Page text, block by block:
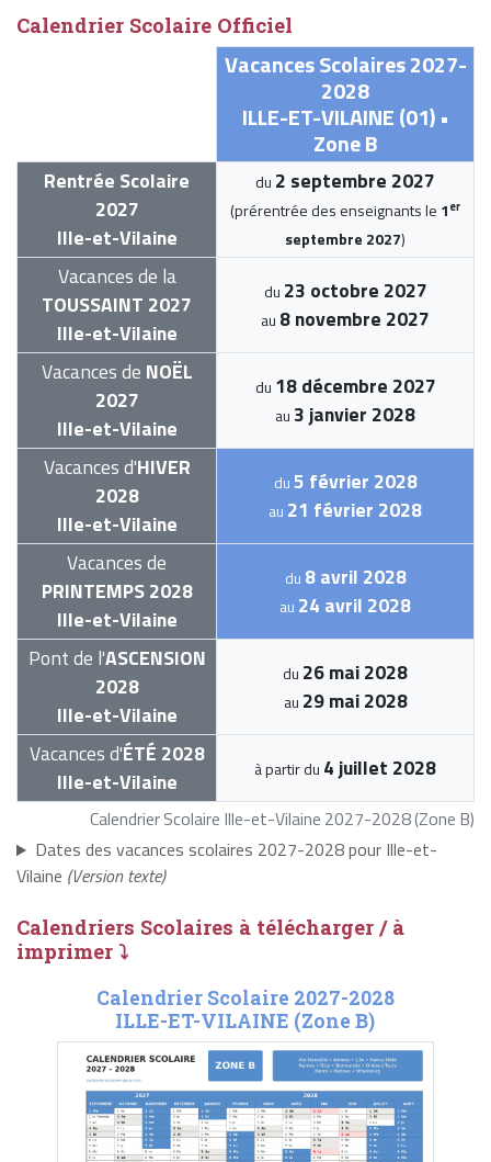
Calendrier Scolaire Officiel
Calendrier Scolaire Ille-et-Vilaine 2027-2028 (Zone B)
Vacances Scolaires 2027-
2028
ILLE-ET-VILAINE (01) •
Zone B
Rentrée Scolaire
2027
Ille-et-Vilaine
du 2 septembre 2027
(prérentrée des enseignants le 1er
septembre 2027)
Vacances de la
TOUSSAINT 2027
Ille-et-Vilaine
du 23 octobre 2027
au 8 novembre 2027
Vacances de NOËL
2027
Ille-et-Vilaine
du 18 décembre 2027
au 3 janvier 2028
Vacances d'HIVER
2028
Ille-et-Vilaine
du5 février 2028
au 21 février 2028
Vacances de
PRINTEMPS 2028
Ille-et-Vilaine
du 8 avril 2028
au 24 avril 2028
Pont de l'ASCENSION
2028
Ille-et-Vilaine
du 26 mai 2028
au 29 mai 2028
Vacances d'ÉTÉ 2028
Ille-et-Vilaine
à partir du 4 juillet 2028
Dates des vacances scolaires 2027-2028 pour Ille-et-
Vilaine (Version texte)
Calendriers Scolaires à télécharger / à
imprimer ⤵
Calendrier Scolaire 2027-2028
ILLE-ET-VILAINE (Zone B)